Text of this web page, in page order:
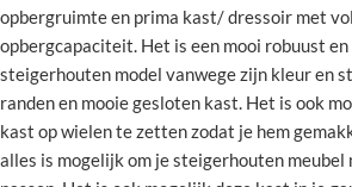
opbergruimte en prima kast/ dressoir met
opbergcapaciteit. Het is een mooi robuust
steigerhouten model vanwege zijn kleur en
randen en mooie gesloten kast. Het is ook
kast op wielen te zetten zodat je hem
alles is mogelijk om je steigerhouten meubel